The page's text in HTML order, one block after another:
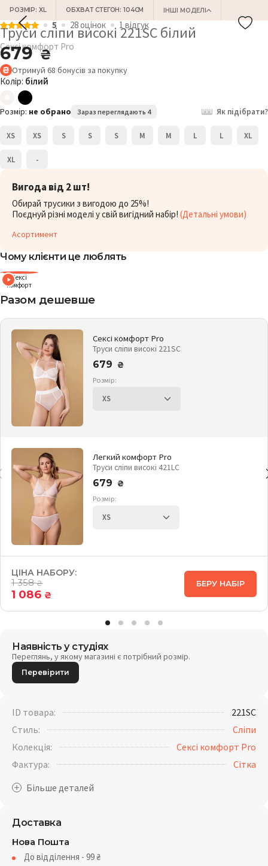
РОЗМІР: XL ОБХВАТ СТЕГОН: 104СМ ІНШІ МОДЕЛІ
5 28 оцiнок 1 відгук
Труси сліпи високі 221SC білий
Сексі комфорт Pro
679 ₴
Отримуй 68 бонусів за покупку
Колір: білий
Розмір: не обрано Зараз переглядають 4 Як підібрати?
XS XS S S S M M L L XL
XL -
Вигода від 2 шт!
Обирай трусики з вигодою до 25%!
Поєднуй різні моделі у свій вигідний набір! (Детальні умови)
Асортимент
Чому клієнти це люблять
Сексі
комфорт
Разом дешевше
Сексі комфорт Pro
Труси сліпи високі 221SC
679
₴
Розмір:
Легкий комфорт Pro
Труси сліпи високі 421LC
679
₴
Розмір:
ЦІНА НАБОРУ:
1 358₴
1 086 ₴
БЕРУ НАБІР
Наявність у студіях
Переглянь, у якому магазині є потрібний розмір.
Перевірити
ID товара:
221SC
Стиль:
Сліпи
Колекція:
Сексі комфорт Pro
Фактура:
Сітка
Доставка
Нова Пошта
До відділення - 99₴